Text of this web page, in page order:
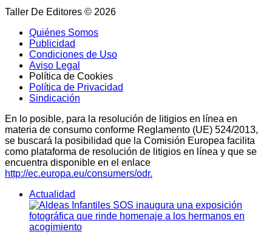
Taller De Editores © 2026
Quiénes Somos
Publicidad
Condiciones de Uso
Aviso Legal
Política de Cookies
Política de Privacidad
Sindicación
En lo posible, para la resolución de litigios en línea en
materia de consumo conforme Reglamento (UE) 524/2013,
se buscará la posibilidad que la Comisión Europea facilita
como plataforma de resolución de litigios en línea y que se
encuentra disponible en el enlace
http://ec.europa.eu/consumers/odr.
Actualidad